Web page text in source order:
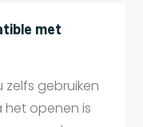
met
zelfs gebruiken
het openen is